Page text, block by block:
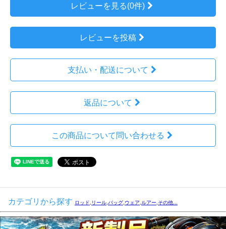
レビューを見る(0件)
レビューを投稿
支払い・配送について
返品について
この商品について問い合わせる
カテゴリから探す ロッド,リール,バッグ,ウェア,ルアー,その他...